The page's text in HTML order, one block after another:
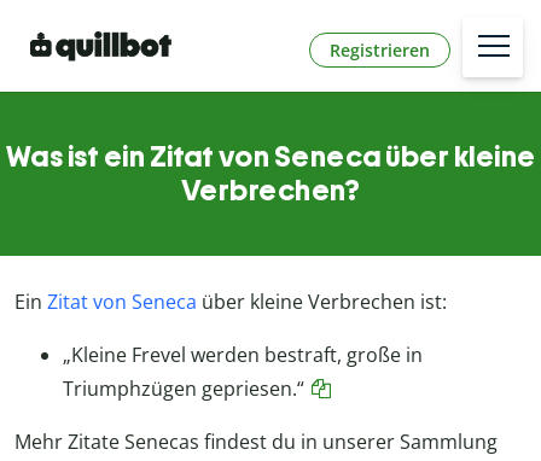
Registrieren
Was ist ein Zitat von Seneca über kleine
Verbrechen?
Ein Zitat von Seneca über kleine Verbrechen ist:
„Kleine Frevel werden bestraft, große in
Triumphzügen gepriesen.“
Mehr Zitate Senecas findest du in unserer Sammlung